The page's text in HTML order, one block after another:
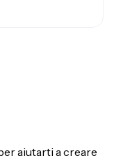
aiutarti a creare